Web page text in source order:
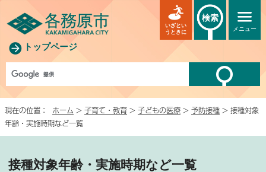
トップページ
メニュー
いざとい
うときに
検索
現在の位置： ホーム > 子育て・教育 > 子どもの医療 > 予防接種 > 接種対象
年齢・実施時期など一覧
接種対象年齢・実施時期など一覧